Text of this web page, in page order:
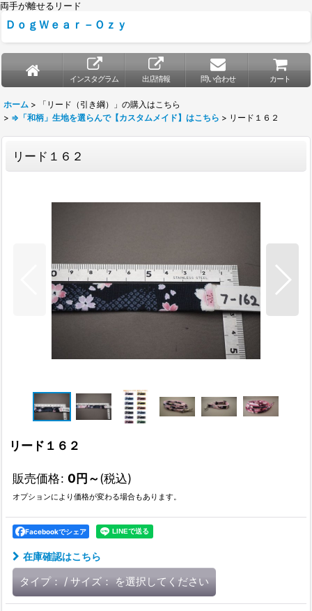
両手が離せるリード
ＤｏｇＷｅａｒ－Ｏｚｙ
インスタグラム 出店情報 問い合わせ カート
ホーム >
「リード（引き綱）」の購入はこちら
> ⇒「和柄」生地を選らんで【カスタムメイド】はこちら > リード１６２
リード１６２
リード１６２
販売価格: 0円～(税込)
オプションにより価格が変わる場合もあります。
Facebookでシェア
在庫確認はこちら
タイプ： / サイズ： を選択してください